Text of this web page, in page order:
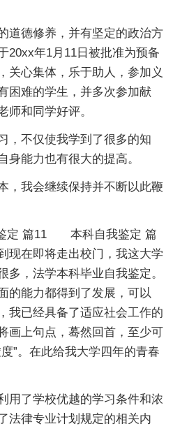
道德修养，并有坚定的政治方
20xx年1月11日被批准为预备
关心集体，乐于助人，参加义
困难的学生，并多次参加献
师和同学好评。
，不仅使我学到了很多的知
身能力也有很大的提高。
，我会继续保持并不断以此鞭
现在即将走出校门，我这大学
多，法学本科毕业自我鉴定。
的能力都得到了发展，可以
我已经具备了适应社会工作的
画上句点，蓦然回首，至少可
”。在此给我大学四年的青春
用了学校优越的学习条件和浓
法律专业计划规定的相关内
篇11本科自我鉴定 篇